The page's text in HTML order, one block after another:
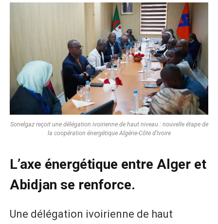
Sonelgaz reçoit une délégation ivoirienne de haut niveau : nouvelle étape de
la coopération énergétique Algérie-Côte d'Ivoire
L’axe énergétique entre Alger et
Abidjan se renforce.
Une délégation ivoirienne de haut